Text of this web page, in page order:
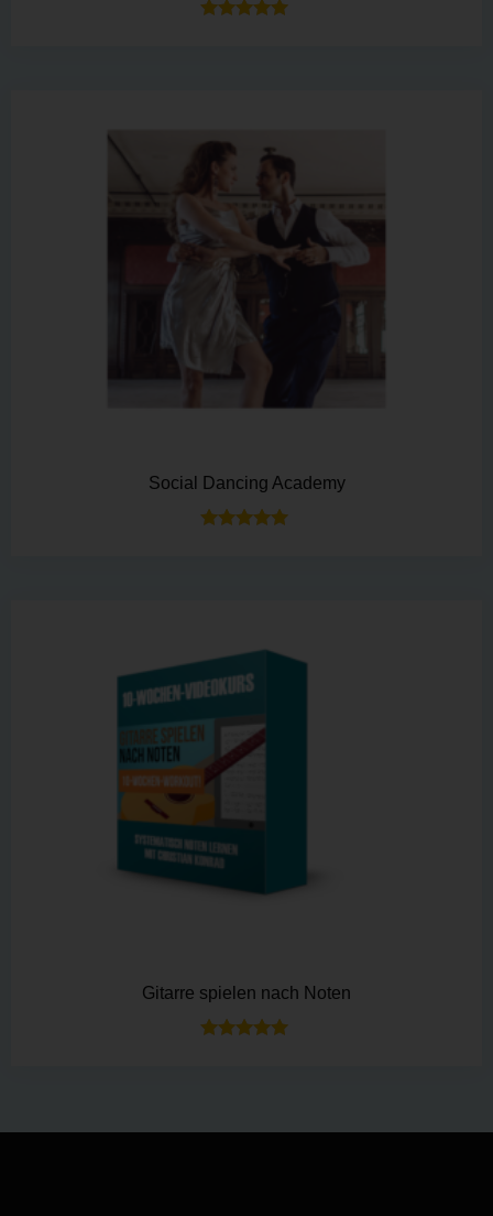
Social Dancing Academy
Gitarre spielen nach Noten